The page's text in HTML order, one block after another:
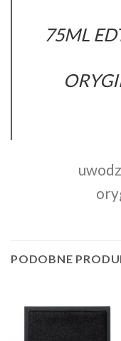
75ML
PODOBNE